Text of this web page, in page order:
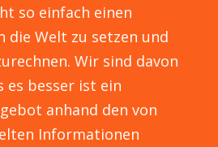
so einfach einen
die Welt zu setzen und
Wir sind davon
es besser ist ein
anhand den von
Informationen